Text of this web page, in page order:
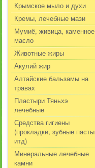
Крымское мыло и духи
Кремы, лечебные мази
Мумиё, живица, каменное
масло
Животные жиры
Акулий жир
Алтайские бальзамы на
травах
Пластыри Тяньхэ
лечебные
Средства гигиены
(прокладки, зубные пасты
итд)
Минеральные лечебные
камни